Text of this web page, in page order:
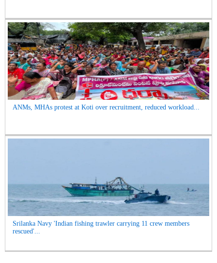
ANMs, MHAs protest at Koti over recruitment, reduced workload...
Srilanka Navy 'Indian fishing trawler carrying 11 crew members
rescued'...